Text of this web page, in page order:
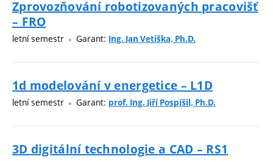
Zprovozňování robotizovaných pracovišť
– FRO
letní semestr Garant: Ing. Jan Vetiška, Ph.D.
1d modelování v energetice – L1D
letní semestr Garant: prof. Ing. Jiří Pospíšil, Ph.D.
3D digitální technologie a CAD – RS1